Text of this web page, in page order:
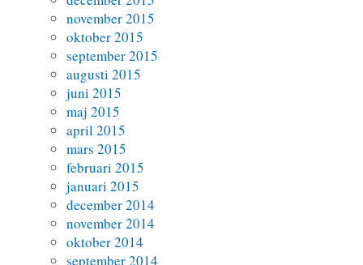
november 2015
oktober 2015
september 2015
augusti 2015
juni 2015
maj 2015
april 2015
mars 2015
februari 2015
januari 2015
december 2014
november 2014
oktober 2014
september 2014